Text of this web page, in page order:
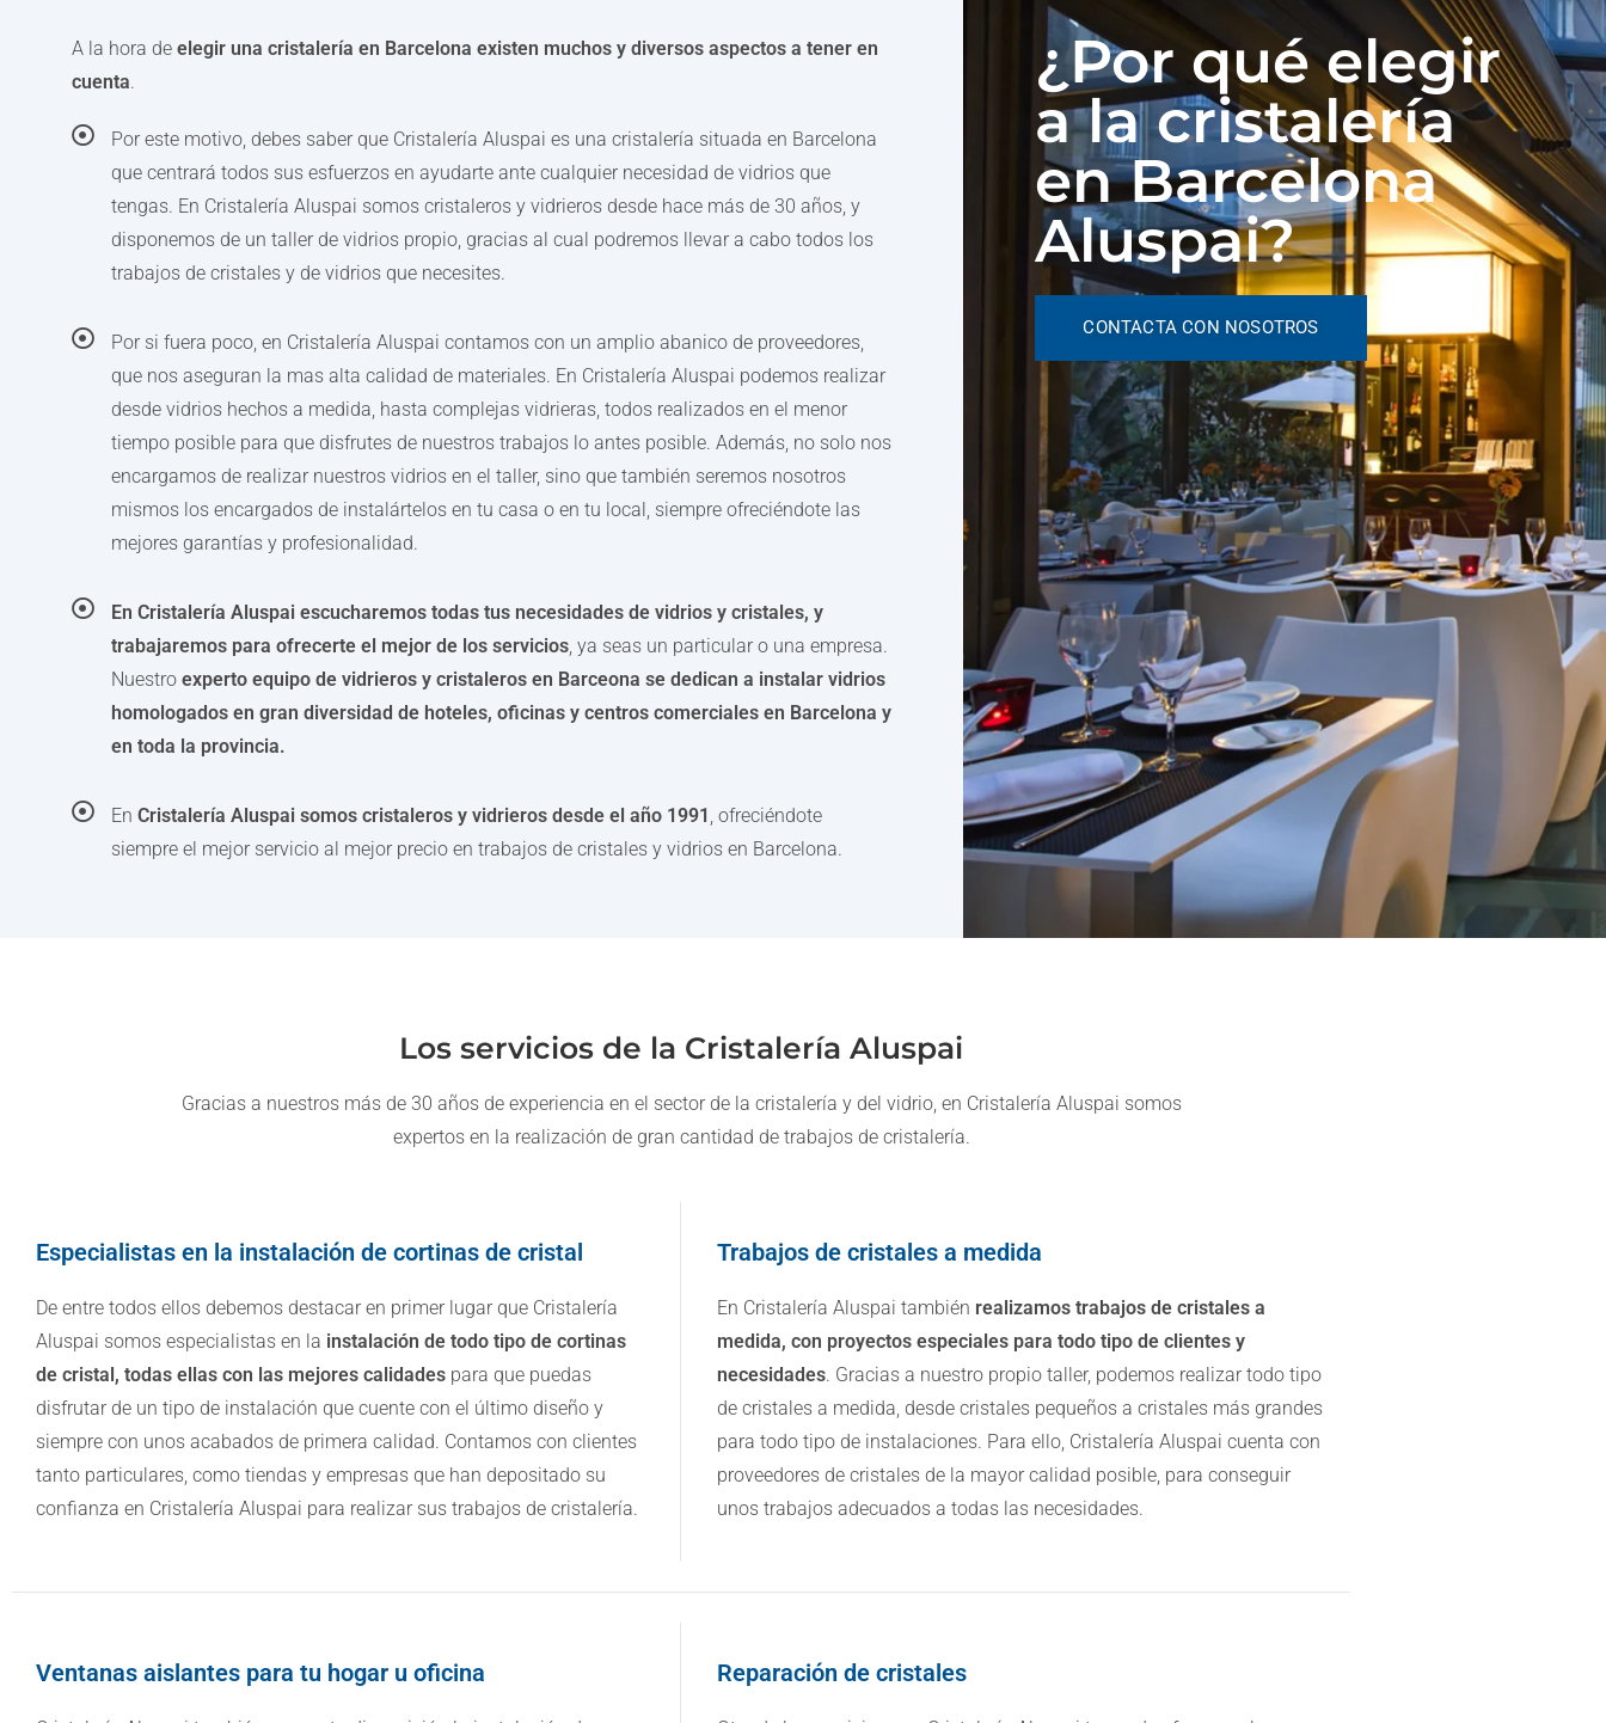
A la hora de elegir una cristalería en Barcelona existen muchos y diversos aspectos a tener en
cuenta.
Por este motivo, debes saber que Cristalería Aluspai es una cristalería situada en Barcelona
que centrará todos sus esfuerzos en ayudarte ante cualquier necesidad de vidrios que
tengas. En Cristalería Aluspai somos cristaleros y vidrieros desde hace más de 30 años, y
disponemos de un taller de vidrios propio, gracias al cual podremos llevar a cabo todos los
trabajos de cristales y de vidrios que necesites.
Por si fuera poco, en Cristalería Aluspai contamos con un amplio abanico de proveedores,
que nos aseguran la mas alta calidad de materiales. En Cristalería Aluspai podemos realizar
desde vidrios hechos a medida, hasta complejas vidrieras, todos realizados en el menor
tiempo posible para que disfrutes de nuestros trabajos lo antes posible. Además, no solo nos
encargamos de realizar nuestros vidrios en el taller, sino que también seremos nosotros
mismos los encargados de instalártelos en tu casa o en tu local, siempre ofreciéndote las
mejores garantías y profesionalidad.
En Cristalería Aluspai escucharemos todas tus necesidades de vidrios y cristales, y
trabajaremos para ofrecerte el mejor de los servicios, ya seas un particular o una empresa.
Nuestroexperto equipo de vidrieros y cristaleros en Barceona se dedican a instalar vidrios
homologados en gran diversidad de hoteles, oficinas y centros comerciales en Barcelona y
en toda la provincia.
En Cristalería Aluspai somos cristaleros y vidrieros desde el año 1991 , ofreciéndote
siempre el mejor servicio al mejor precio en trabajos de cristales y vidrios en Barcelona.
¿Por qué elegir
a la cristalería
en Barcelona
Aluspai?
CONTACTA CON NOSOTROS
Los servicios de la Cristalería Aluspai
Gracias a nuestros más de 30 años de experiencia en el sector de la cristalería y del vidrio, en Cristalería Aluspai somos
expertos en la realización de gran cantidad de trabajos de cristalería.
Especialistas en la instalación de cortinas de cristal
De entre todos ellos debemos destacar en primer lugar que Cristalería
Aluspai somos especialistas en la instalación de todo tipo de cortinas
de cristal, todas ellas con las mejores calidades para que puedas
disfrutar de un tipo de instalación que cuente con el último diseño y
siempre con unos acabados de primera calidad. Contamos con clientes
tanto particulares, como tiendas y empresas que han depositado su
confianza en Cristalería Aluspai para realizar sus trabajos de cristalería.
Trabajos de cristales a medida
En Cristalería Aluspai también realizamos trabajos de cristales a
medida, con proyectos especiales para todo tipo de clientes y
necesidades. Gracias a nuestro propio taller, podemos realizar todo tipo
de cristales a medida, desde cristales pequeños a cristales más grandes
para todo tipo de instalaciones. Para ello, Cristalería Aluspai cuenta con
proveedores de cristales de la mayor calidad posible, para conseguir
unos trabajos adecuados a todas las necesidades.
Ventanas aislantes para tu hogar u oficina Reparación de cristales